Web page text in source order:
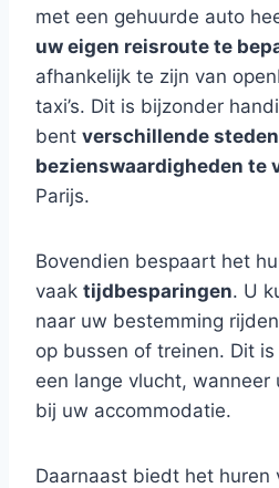
met een gehuurde auto
uw eigen reisroute te
afhankelijk te zijn van
taxi’s. Dit is bijzonder
bent verschillende
bezienswaardigheden te
Parijs.
Bovendien bespaart het
vaak tijdbesparingen. U
naar uw bestemming
op bussen of treinen. Dit
een lange vlucht, wanneer
bij uw accommodatie.
Daarnaast biedt het huren